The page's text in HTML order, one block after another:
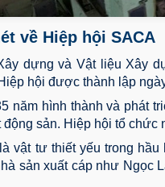
về Hiệp hội SACA
dựng và Vật liệu Xây
hội được thành lập
năm hình thành và phát
động sản. Hiệp hội tổ
vật tư thiết yếu trong
sản xuất cáp như Ngọc